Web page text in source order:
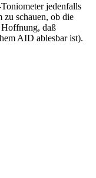
jedenfalls
zu schauen, ob die
daß
AID ablesbar ist).